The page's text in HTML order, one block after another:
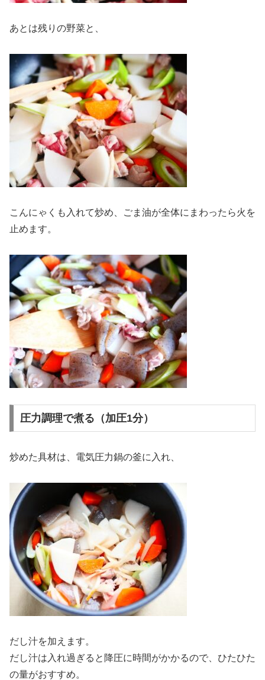
あとは残りの野菜と、
こんにゃくも入れて炒め、ごま油が全体にまわったら火を
止めます。
圧力調理で煮る（加圧1分）
炒めた具材は、電気圧力鍋の釜に入れ、
だし汁を加えます。
だし汁は入れ過ぎると降圧に時間がかかるので、ひたひた
の量がおすすめ。